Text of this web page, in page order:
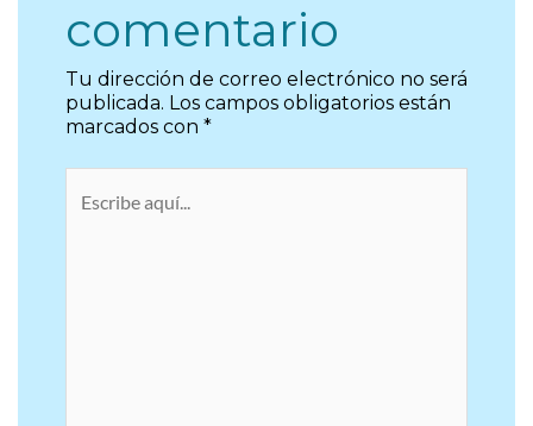
comentario
Tu dirección de correo electrónico no será
publicada. Los campos obligatorios están
marcados con *